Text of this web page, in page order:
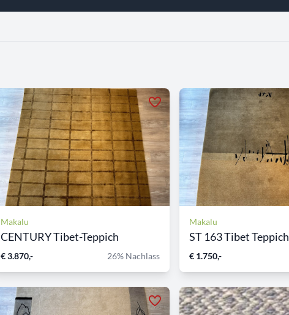
Makalu
CENTURY Tibet-Teppich
€ 3.870,- 26% Nachlass
Makalu
ST 163 Tibet Teppich
€ 1.750,-